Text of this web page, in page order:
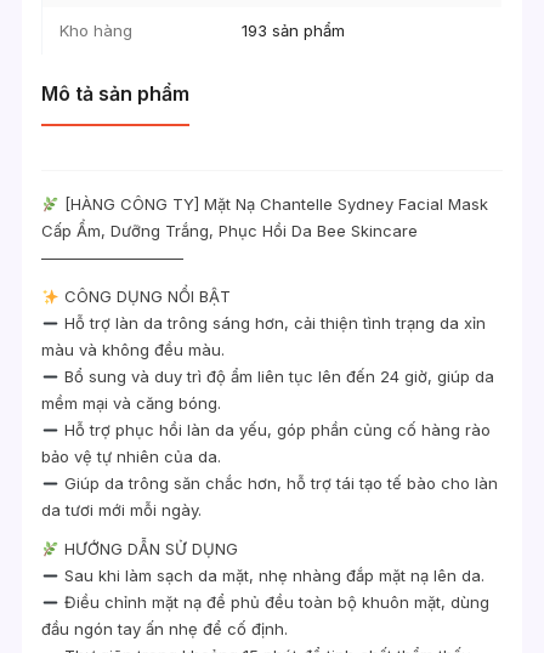
Kho hàng 193 sản phẩm
Mô tả sản phẩm
[HÀNG CÔNG TY] Mặt Nạ Chantelle Sydney Facial Mask
Cấp Ẩm, Dưỡng Trắng, Phục Hồi Da Bee Skincare
—————————
CÔNG DỤNG NỔI BẬT
Hỗ trợ làn da trông sáng hơn, cải thiện tình trạng da xỉn
màu và không đều màu.
Bổ sung và duy trì độ ẩm liên tục lên đến 24 giờ, giúp da
mềm mại và căng bóng.
Hỗ trợ phục hồi làn da yếu, góp phần củng cố hàng rào
bảo vệ tự nhiên của da.
Giúp da trông săn chắc hơn, hỗ trợ tái tạo tế bào cho làn
da tươi mới mỗi ngày.
HƯỚNG DẪN SỬ DỤNG
Sau khi làm sạch da mặt, nhẹ nhàng đắp mặt nạ lên da.
Điều chỉnh mặt nạ để phủ đều toàn bộ khuôn mặt, dùng
đầu ngón tay ấn nhẹ để cố định.